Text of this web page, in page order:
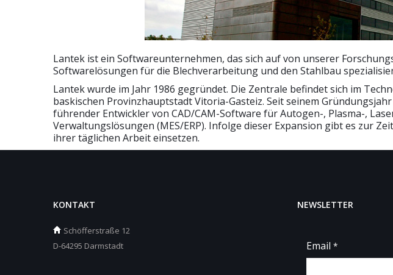
Lantek ist ein Softwareunternehmen, das sich auf von unserer
Softwarelösungen für die Blechverarbeitung und den Stahlbau
Lantek wurde im Jahr 1986 gegründet. Die Zentrale befindet sich im
baskischen Provinzhauptstadt Vitoria-Gasteiz. Seit seinem
führender Entwickler von CAD/CAM-Software für Autogen-, Plasma-,
Verwaltungslösungen (MES/ERP). Infolge dieser Expansion gibt es zur
ihrer täglichen Arbeit einsetzen.
KONTAKT
Schöfferstraße 12
D-64295 Darmstadt
NEWSLETTER